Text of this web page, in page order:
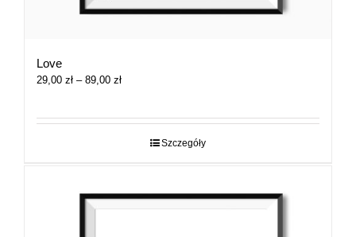
Love
29,00 zł – 89,00 złZakres
29,00 zł
Szczegóły